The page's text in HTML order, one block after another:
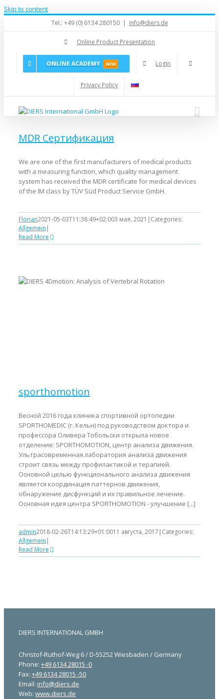
Skip to content
Tel.: +49 (0) 6134 280150 | info@diers.de
Online Product Presentation
ONLINE ACADEMY NEW Login
Privacy Policy
MDR Сертификация
We are one of the first manufacturers of medical products
with a measuring function, which quality management
system has received the MDR certificate for medical devices
of the IM class by TÜV Süd Product Service GmbH.
Florian2021-05-03T11:38:49+02:003 мая, 2021 | Categories:
Allgemein |
Read More
sporthomotion
Весной 2016 года клиника спортивной ортопедии
SPORTHOMEDIC (г. Кельн) под руководством доктора и
профессора Оливера Тобольски открыла новое
отделение: SPORTHOMOTION, центр анализа движения.
Ультрасовременная лаборатория анализа движения
строит связь между профилактикой и терапией.
Основной целью функционального анализа движения
является координация паттернов движения,
обнаружение дисфункций и их правильное лечение.
Основная идея центра SPORTHOMOTION - улучшение [...]
admin2018-02-26T14:13:29+01:0011 августа, 2017 | Categories:
Allgemein |
Read More
DIERS INTERNATIONAL GMBH
Christof-Ruthof-Weg 6 / D-55252 Wiesbaden / Germany
Phone: +49 6134 28015 -0
Fax: +49 6134 28015 -50
Email: info@diers.de
Web: www.diers.de